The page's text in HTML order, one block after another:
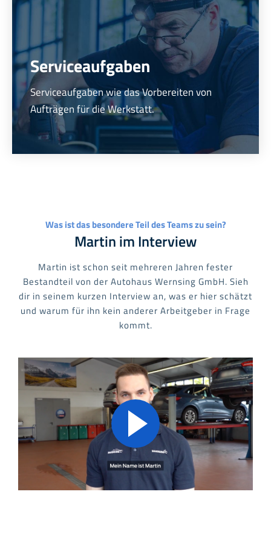
Serviceaufgaben
Serviceaufgaben wie das Vorbereiten von
Aufträgen für die Werkstatt.
Was ist das besondere Teil des Teams zu sein?
Martin im Interview
Martin ist schon seit mehreren Jahren fester
Bestandteil von der Autohaus Wernsing GmbH. Sieh
dir in seinem kurzen Interview an, was er hier schätzt
und warum für ihn kein anderer Arbeitgeber in Frage
kommt.